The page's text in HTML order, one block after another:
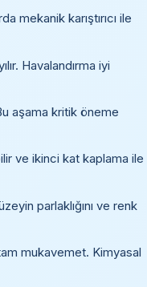
mekanik karıştırıcı ile
Havalandırma iyi
aşama kritik öneme
ve ikinci kat kaplama ile
parlaklığını ve renk
mukavemet. Kimyasal